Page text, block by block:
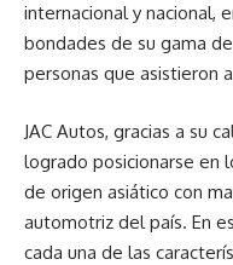
internacional y nacional,
bondades de su gama
personas que asistieron
JAC Autos, gracias a su
logrado posicionarse en
de origen asiático con
automotriz del país. En
cada una de las